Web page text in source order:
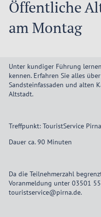
Öffentliche
am Montag
Unter kundiger Führung
kennen. Erfahren Sie alles
Sandsteinfassaden und alten
Altstadt.
Treffpunkt: TouristService
Dauer ca. 90 Minuten
Da die Teilnehmerzahl
Voranmeldung unter 03501
touristservice@pirna.de.